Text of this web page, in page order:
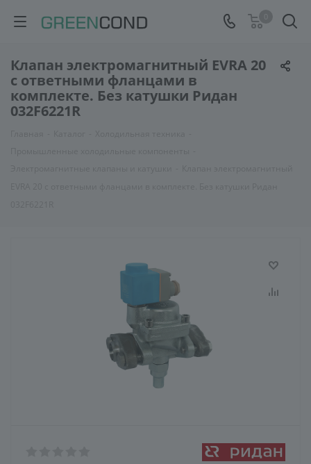
Клапан электромагнитный EVRA 20
с ответными фланцами в
комплекте. Без катушки Ридан
032F6221R